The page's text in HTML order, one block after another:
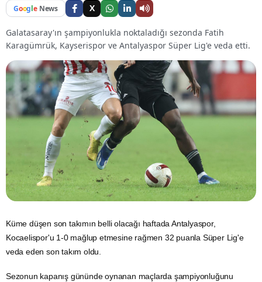
Google News X
Galatasaray'ın şampiyonlukla noktaladığı sezonda Fatih
Karagümrük, Kayserispor ve Antalyaspor Süper Lig'e veda etti.
Küme düşen son takımın belli olacağı haftada Antalyaspor,
Kocaelispor'u 1-0 mağlup etmesine rağmen 32 puanla Süper Lig'e
veda eden son takım oldu.
Sezonun kapanış gününde oynanan maçlarda şampiyonluğunu